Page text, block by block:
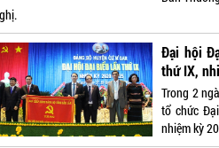
Đại hội
thứ IX,
Trong 2
tổ chức
nhiệm kỳ